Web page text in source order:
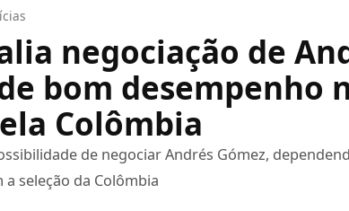
negociação de
bom desempenho
Colômbia
de negociar Andrés Gómez,
seleção da Colômbia